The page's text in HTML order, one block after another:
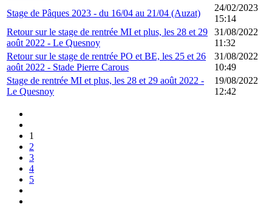
Stage de Pâques 2023 - du 16/04 au 21/04 (Auzat)
24/02/2023
15:14
Retour sur le stage de rentrée MI et plus, les 28 et 29
août 2022 - Le Quesnoy
31/08/2022
11:32
Retour sur le stage de rentrée PO et BE, les 25 et 26
août 2022 - Stade Pierre Carous
31/08/2022
10:49
Stage de rentrée MI et plus, les 28 et 29 août 2022 -
Le Quesnoy
19/08/2022
12:42
1
2
3
4
5